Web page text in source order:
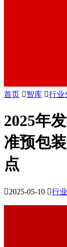
首页 智库 行业
2025年
准预包
点
2025-05-10 行